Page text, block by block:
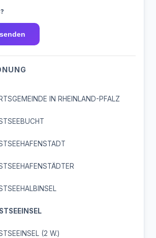
IN RHEINLAND-PFALZ
(2 W.)